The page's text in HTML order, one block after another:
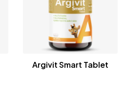
Argivit Smart Tablet